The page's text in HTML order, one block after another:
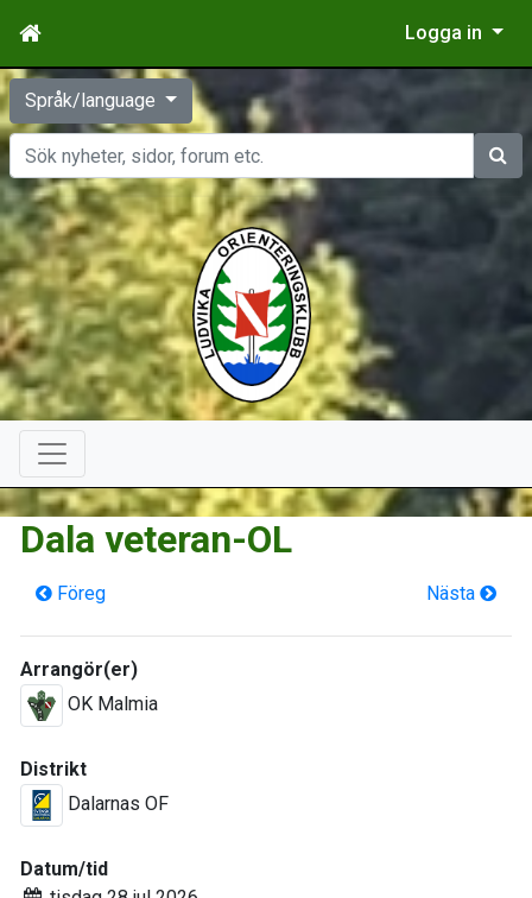
Logga in
Språk/language
Sök
Dala veteran-OL
Föreg Nästa
Arrangör(er)
OK Malmia
Distrikt
Dalarnas OF
Datum/tid